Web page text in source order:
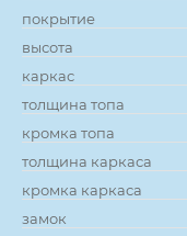
покрытие
высота
каркас
толщина топа
кромка топа
толщина каркаса
кромка каркаса
замок